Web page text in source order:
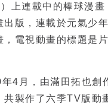
上連載中的棒球漫畫
出版，連載於元氣少
電視動畫的標題是
4月，由滿田拓也創
共製作了六季TV版動